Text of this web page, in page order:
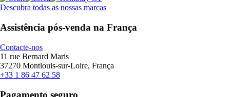
Descubra todas as nossas marcas
Assistência pós-venda na França
Contacte-nos
11 rue Bernard Maris
37270 Montlouis-sur-Loire, França
+33 1 86 47 62 58
Pagamento seguro